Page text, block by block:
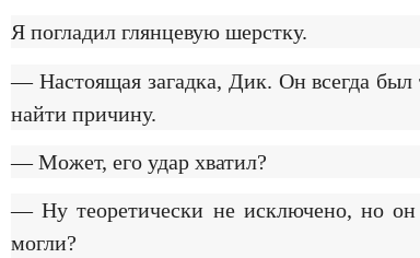
Я погладил глянцевую шерстку.
— Настоящая загадка, Дик. Он всегда
найти причину.
— Может, его удар хватил?
— Ну теоретически не исключено, но
могли?